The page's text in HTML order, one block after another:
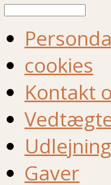
cookies
Kontakt
Udlejning
Gaver